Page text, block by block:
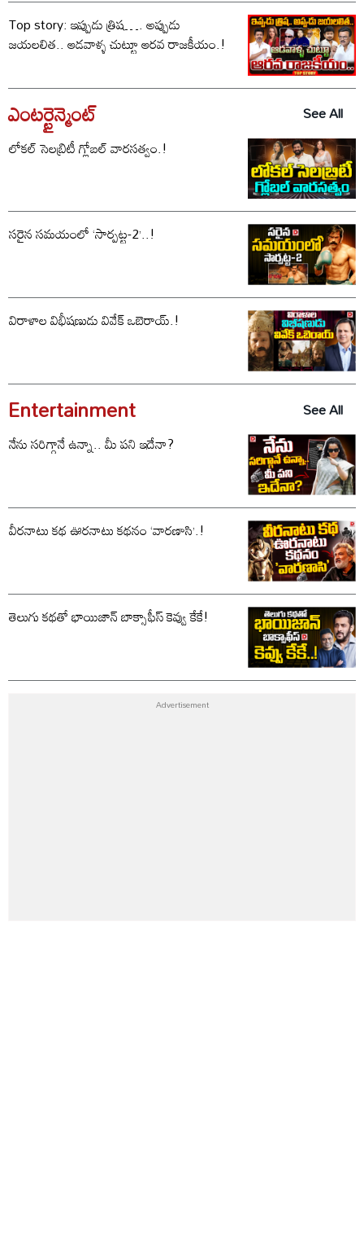
Top story: ఇప్పుడు త్రిష…. అప్పుడు
జయలలిత.. ఆడవాళ్ళ చుట్టూ ఆరవ రాజకీయం.!
ఎంటర్టైన్మెంట్
See All
లోకల్ సెలబ్రిటీ గ్లోబల్ వారసత్వం.!
సరైన సమయంలో ‘సార్పట్ట-2’..!
విరాళాల విభీషణుడు వివేక్ ఒబెరాయ్.!
Entertainment
See All
నేను సరిగ్గానే ఉన్నా.. మీ పని ఇదేనా?
వీరనాటు కథ ఊరనాటు కథనం ‘వారణాసి’.!
తెలుగు కథతో భాయిజాన్ బాక్సాఫీస్ కెవ్వు కేకే!